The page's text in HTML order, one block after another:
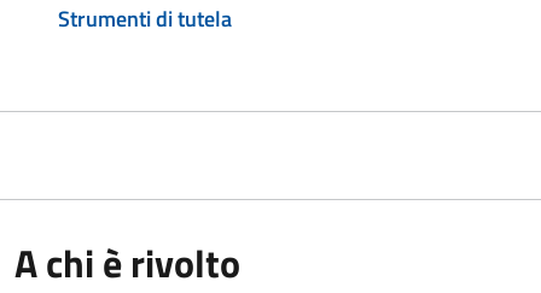
Strumenti di tutela
A chi è rivolto